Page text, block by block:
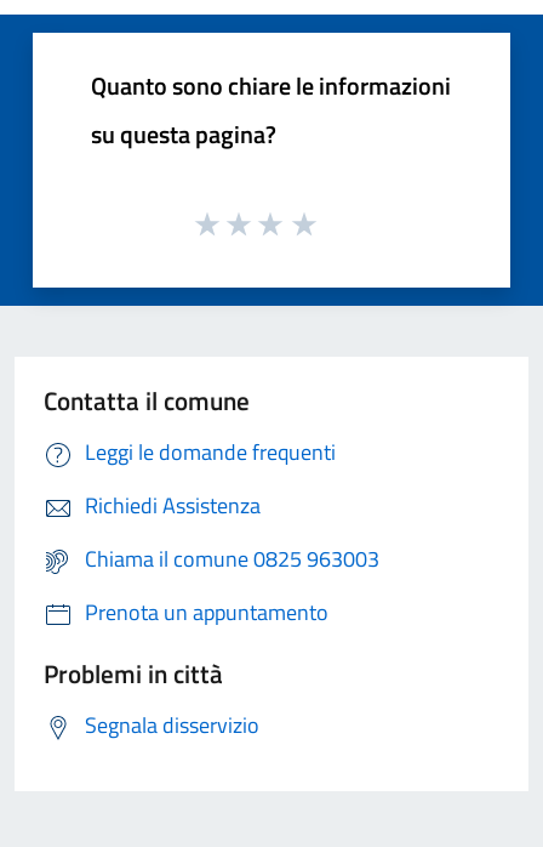
Quanto sono chiare le informazioni
su questa pagina?
Contatta il comune
Leggi le domande frequenti
Richiedi Assistenza
Chiama il comune 0825 963003
Prenota un appuntamento
Problemi in città
Segnala disservizio